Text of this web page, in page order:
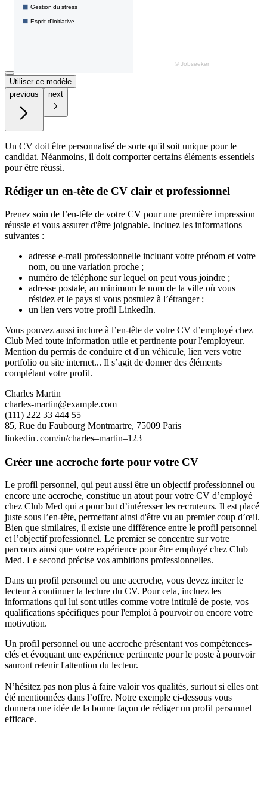
Utiliser ce modèle
previous
next
Un CV doit être personnalisé de sorte qu'il soit unique pour le
candidat. Néanmoins, il doit comporter certains éléments essentiels
pour être réussi.
Rédiger un en-tête de CV clair et professionnel
Prenez soin de l’en-tête de votre CV pour une première impression
réussie et vous assurer d'être joignable. Incluez les informations
suivantes :
adresse e-mail professionnelle incluant votre prénom et votre
nom, ou une variation proche ;
numéro de téléphone sur lequel on peut vous joindre ;
adresse postale, au minimum le nom de la ville où vous
résidez et le pays si vous postulez à l’étranger ;
un lien vers votre profil LinkedIn.
Vous pouvez aussi inclure à l’en-tête de votre CV d’employé chez
Club Med toute information utile et pertinente pour l'employeur.
Mention du permis de conduire et d'un véhicule, lien vers votre
portfolio ou site internet... Il s’agit de donner des éléments
complétant votre profil.
Charles Martin
charles-martin@example.com
(111) 222 33 444 55
85, Rue du Faubourg Montmartre, 75009 Paris
linkedin․com/in/charles–martin–123
Créer une accroche forte pour votre CV
Le profil personnel, qui peut aussi être un objectif professionnel ou
encore une accroche, constitue un atout pour votre CV d’employé
chez Club Med qui a pour but d’intéresser les recruteurs. Il est placé
juste sous l’en-tête, permettant ainsi d'être vu au premier coup d’œil.
Bien que similaires, il existe une différence entre le profil personnel
et l’objectif professionnel. Le premier se concentre sur votre
parcours ainsi que votre expérience pour être employé chez Club
Med. Le second précise vos ambitions professionnelles.
Dans un profil personnel ou une accroche, vous devez inciter le
lecteur à continuer la lecture du CV. Pour cela, incluez les
informations qui lui sont utiles comme votre intitulé de poste, vos
qualifications spécifiques pour l'emploi à pourvoir ou encore votre
motivation.
Un profil personnel ou une accroche présentant vos compétences-
clés et évoquant une expérience pertinente pour le poste à pourvoir
sauront retenir l'attention du lecteur.
N’hésitez pas non plus à faire valoir vos qualités, surtout si elles ont
été mentionnées dans l’offre. Notre exemple ci-dessous vous
donnera une idée de la bonne façon de rédiger un profil personnel
efficace.